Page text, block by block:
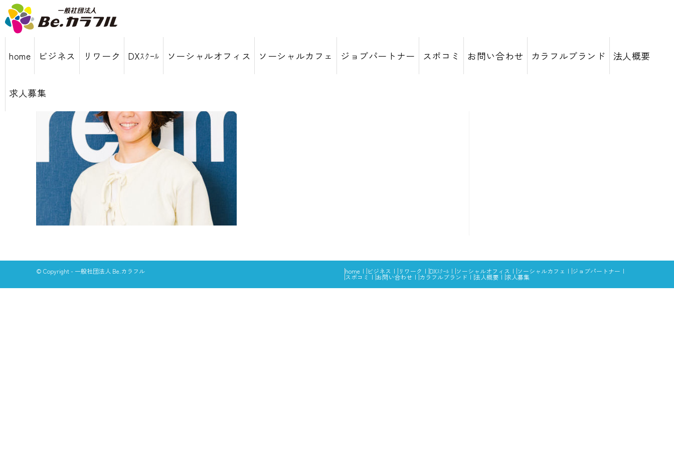
home ビジネス リワーク DXｽｸｰﾙ ソーシャルオフィス ソーシャルカフェ ジョブパートナー スポコミ お問い合わせ カラフルブランド 法人概要
求人募集
home ビジネス リワーク DXｽｸｰﾙ ソーシャルオフィス ソーシャルカフェ ジョブパートナー
スポコミ お問い合わせ カラフルブランド 法人概要 求人募集
© Copyright - 一般社団法人 Be.カラフル